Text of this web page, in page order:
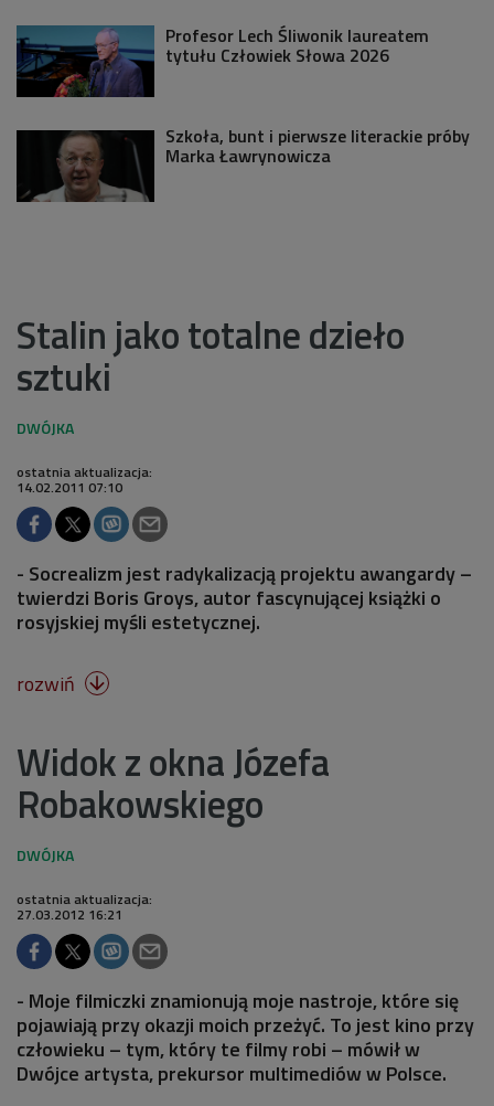
Profesor Lech Śliwonik laureatem
tytułu Człowiek Słowa 2026
Szkoła, bunt i pierwsze literackie próby
Marka Ławrynowicza
Stalin jako totalne dzieło
sztuki
ostatnia aktualizacja:
14.02.2011 07:10
- Socrealizm jest radykalizacją projektu awangardy –
twierdzi Boris Groys, autor fascynującej książki o
rosyjskiej myśli estetycznej.
rozwiń 
Widok z okna Józefa
Robakowskiego
ostatnia aktualizacja:
27.03.2012 16:21
- Moje filmiczki znamionują moje nastroje, które się
pojawiają przy okazji moich przeżyć. To jest kino przy
człowieku – tym, który te filmy robi – mówił w
Dwójce artysta, prekursor multimediów w Polsce.